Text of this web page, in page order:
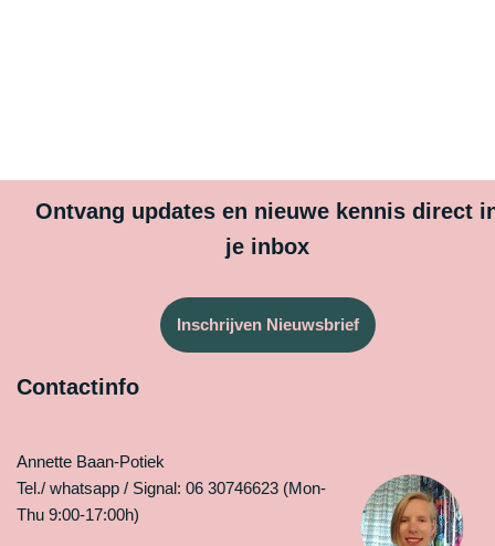
Ontvang updates en nieuwe kennis direct
je inbox
Inschrijven Nieuwsbrief
Contactinfo
Annette Baan-Potiek
Tel./ whatsapp / Signal: 06 30746623 (Mon-
Thu 9:00-17:00h)